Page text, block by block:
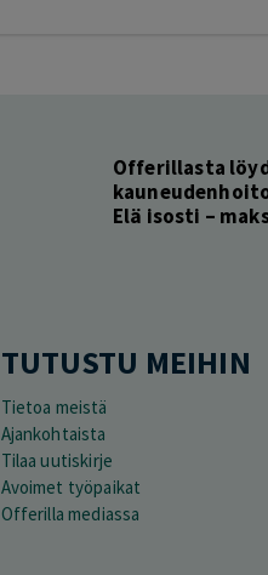
Offerillasta
Elä isosti –
TUTUSTU MEIHIN
Tietoa meistä
Ajankohtaista
Tilaa uutiskirje
Avoimet työpaikat
Offerilla mediassa